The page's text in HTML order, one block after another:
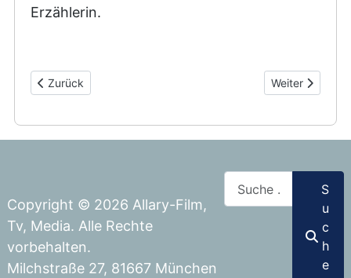
Erzählerin.
Vorheriger Beitrag: Werbespots Deutsche Kautionskasse
Zurück Nächster
Weiter
Copyright © 2026 Allary-Film,
Tv, Media. Alle Rechte
vorbehalten.
Milchstraße 27, 81667 München
Suchen
S
u
c
h
e